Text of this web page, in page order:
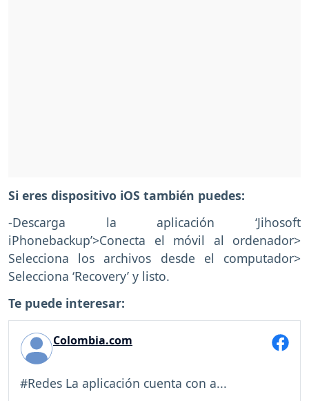
Si eres dispositivo iOS también puedes:
-Descarga la aplicación ‘Jihosoft
iPhonebackup’>Conecta el móvil al ordenador>
Selecciona los archivos desde el computador>
Selecciona ‘Recovery’ y listo.
Te puede interesar:
Colombia.com
#Redes La aplicación cuenta con a...